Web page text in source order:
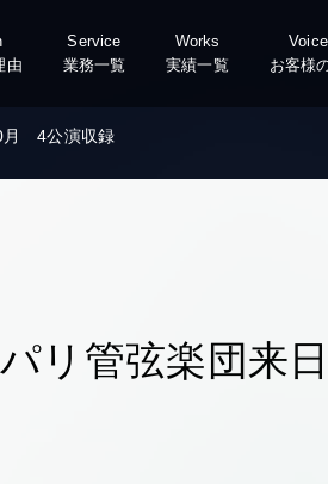
由
Service
業務一覧
Works
実績一覧
Voice
お客様
月 4公演収録
リ管弦楽団